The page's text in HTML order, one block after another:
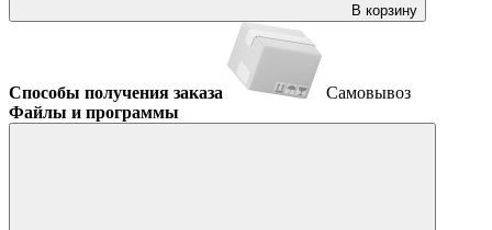
В корзину
Способы получения заказа
Самовывоз
Файлы и программы